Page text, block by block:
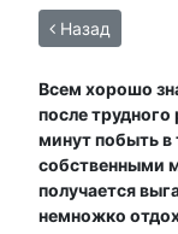
Назад
Всем хорошо
после трудного
минут побыть в
собственными
получается
немножко